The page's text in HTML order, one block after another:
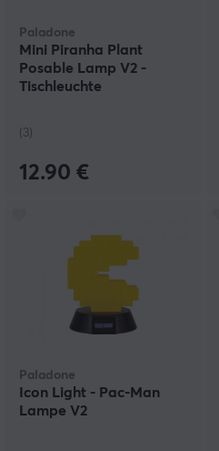
Paladone
Mini Piranha Plant
Posable Lamp V2 -
Tischleuchte
(3)
12.90 €
Paladone
Icon Light - Pac-Man
Lampe V2